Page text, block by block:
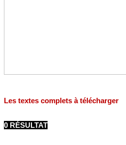
Les textes complets à télécharger
0 RÉSULTAT